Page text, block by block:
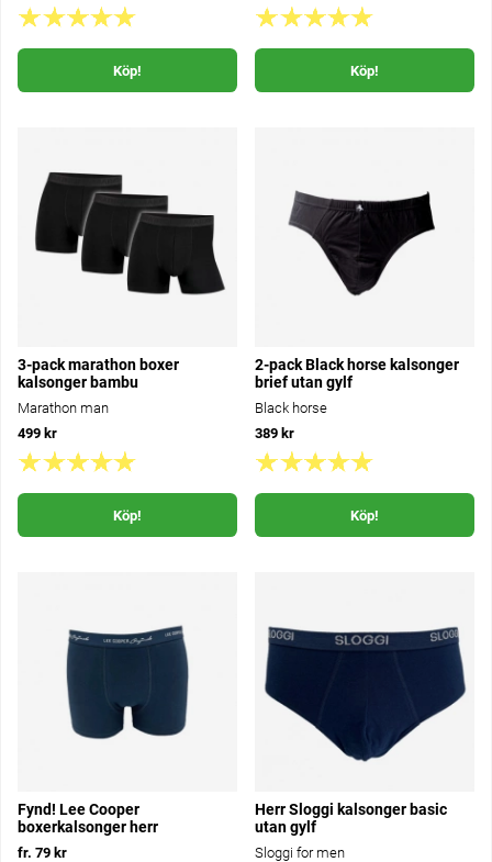
Köp! Köp!
3-pack marathon boxer
kalsonger bambu
Marathon man
499 kr
Köp!
2-pack Black horse kalsonger
brief utan gylf
Black horse
389 kr
Köp!
Fynd! Lee Cooper
boxerkalsonger herr
fr. 79 kr
Herr Sloggi kalsonger basic
utan gylf
Sloggi for men